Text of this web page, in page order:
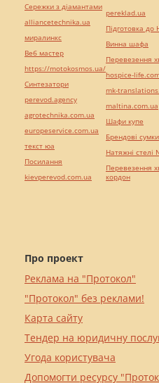
Про проект
Реклама на "Протокол"
"Протокол" без реклами!
Карта сайту
Тендер на юридичну
Угода користувача
Допомогти ресурсу
Сережки з діамантами
alliancetechnika.ua
миралинкс
Веб мастер
https://motokosmos.ua/
Синтезатори
perevod.agency
agrotechnika.com.ua
europeservice.com.ua
текст юа
Посилання
kievperevod.com.ua
pereklad.ua
Підготовка
Винна шафа
Перевезення
hospice-
mk-
maltina.com.ua
Шафи купе
Брендові сумки
Натяжні стелі
Перевезення
кордон